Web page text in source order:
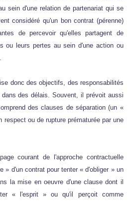
sein d'une relation de partenariat qui se
considéré qu'un bon contrat (pérenne)
de percevoir qu'elles partagent de
ou leurs pertes au sein d'une action ou
donc des objectifs, des responsabilités
des délais. Souvent, il prévoit aussi
des clauses de séparation (un «
respect ou de rupture prématurée par une
courant de l'approche contractuelle
» d'un contrat pour tenter « d'obliger » un
la mise en oeuvre d'une clause dont il
« l'esprit » ou qu'il perçoit comme